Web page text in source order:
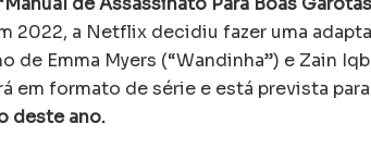
2022, a Netflix decidiu fazer uma
Emma Myers (“Wandinha”) e Zain
em formato de série e está prevista
deste ano.